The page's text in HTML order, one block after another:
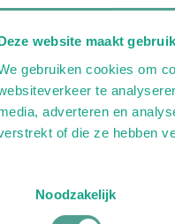
website maakt
gebruiken cookies om
te
adverteren en
of die ze hebben
Noodzakelijk
naar een andere